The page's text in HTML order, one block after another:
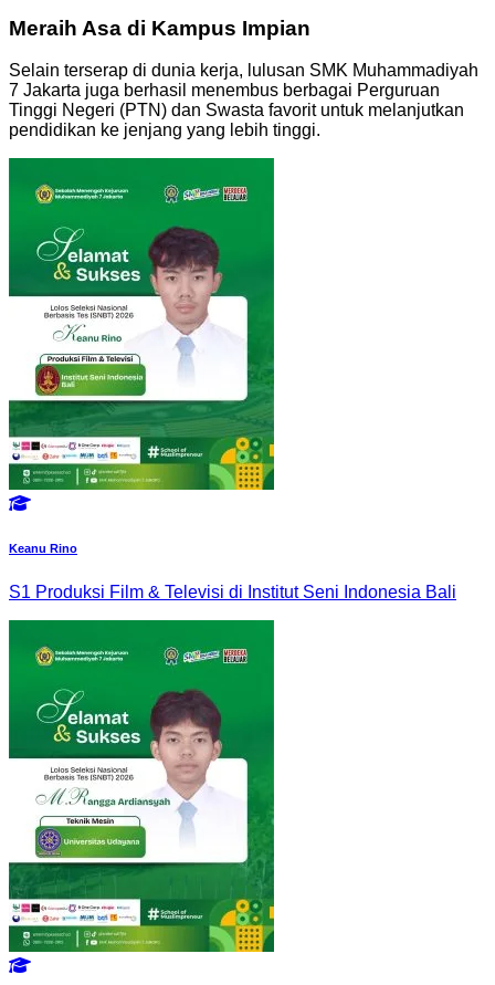
Meraih Asa di Kampus Impian
Selain terserap di dunia kerja, lulusan SMK Muhammadiyah
7 Jakarta juga berhasil menembus berbagai Perguruan
Tinggi Negeri (PTN) dan Swasta favorit untuk melanjutkan
pendidikan ke jenjang yang lebih tinggi.
Keanu Rino
S1 Produksi Film & Televisi di Institut Seni Indonesia Bali